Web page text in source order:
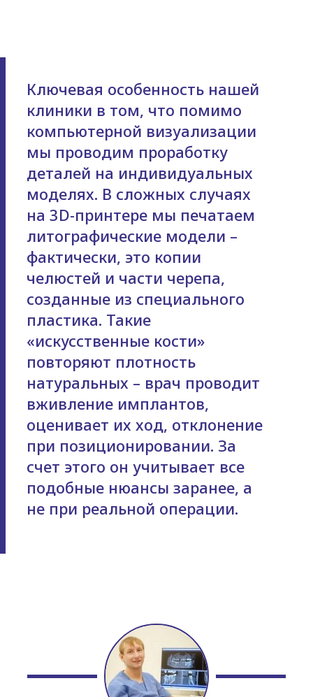
Ключевая особенность нашей
клиники в том, что помимо
компьютерной визуализации
мы проводим проработку
деталей на индивидуальных
моделях. В сложных случаях
на 3D-принтере мы печатаем
литографические модели –
фактически, это копии
челюстей и части черепа,
созданные из специального
пластика. Такие
«искусственные кости»
повторяют плотность
натуральных – врач проводит
вживление имплантов,
оценивает их ход, отклонение
при позиционировании. За
счет этого он учитывает все
подобные нюансы заранее, а
не при реальной операции.